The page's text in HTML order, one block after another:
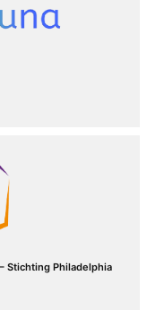
Stichting Philadelphia